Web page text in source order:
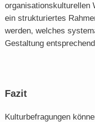
organisationskulturellen
ein strukturiertes
werden, welches
Gestaltung
Fazit
Kulturbefragungen